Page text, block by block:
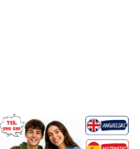
/Szukam dziewczyny